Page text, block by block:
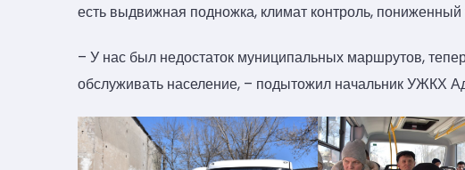
есть выдвижная подножка, климат контроль,
– У нас был недостаток муниципальных маршрутов,
обслуживать население, – подытожил начальник УЖКХ